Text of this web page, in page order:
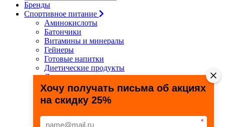
Бренды
Спортивное питание
Аминокислоты
Батончики
Витамины и минералы
Гейнеры
Готовые напитки
Диетические продукты
Для связок и суставов
Жиросжигатели
Здоровье и долголетие
Креатин
Специальные препараты
Хочу получать письма об акциях
на скидку 25%
*